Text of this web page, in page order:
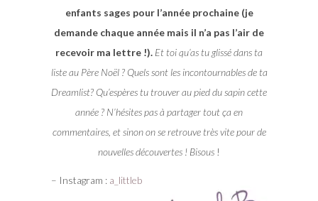
enfants sages pour l’année prochaine (je
demande chaque année mais il n’a pas l’air de
recevoir ma lettre !). Et toi qu’as tu glissé dans ta
liste au Père Noël ? Quels sont les incontournables de ta
Dreamlist? Qu’espères tu trouver au pied du sapin cette
année ? N’hésites pas à partager tout ça en
commentaires, et sinon on se retrouve très vite pour de
nouvelles découvertes ! Bisous !
– Instagram : a_littleb